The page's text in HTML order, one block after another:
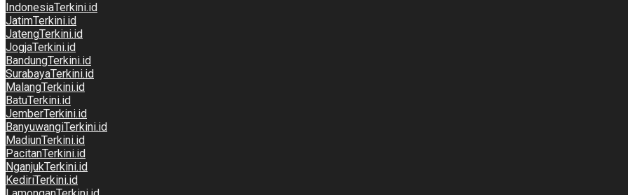
IndonesiaTerkini.id
JatimTerkini.id
JatengTerkini.id
JogjaTerkini.id
BandungTerkini.id
SurabayaTerkini.id
MalangTerkini.id
BatuTerkini.id
JemberTerkini.id
BanyuwangiTerkini.id
MadiunTerkini.id
PacitanTerkini.id
NganjukTerkini.id
KediriTerkini.id